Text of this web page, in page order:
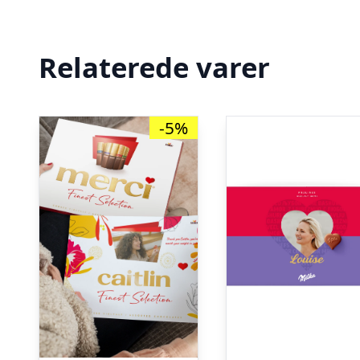
Relaterede varer
-5%